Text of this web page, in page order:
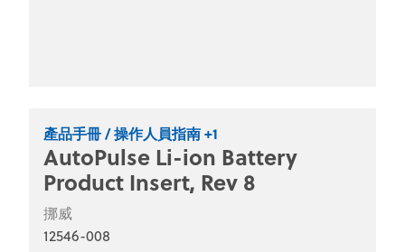
產品手冊 / 操作人員指南 +1
AutoPulse Li-ion Battery
Product Insert, Rev 8
挪威
12546-008